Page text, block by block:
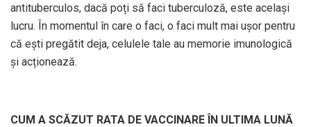
antituberculos, dacă poți să faci tuberculoză, este același
lucru. În momentul în care o faci, o faci mult mai ușor pentru
că ești pregătit deja, celulele tale au memorie imunologică
și acționează.
CUM A SCĂZUT RATA DE VACCINARE ÎN ULTIMA LUNĂ